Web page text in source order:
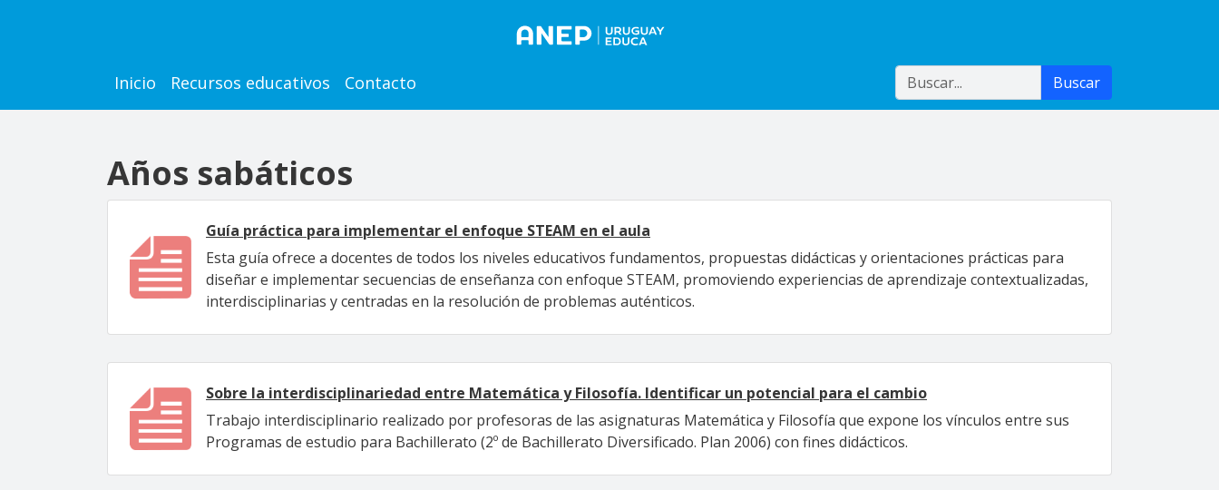
Main navigation
Inicio Recursos educativos Contacto Buscar Buscar
Años sabáticos
Guía práctica para implementar el enfoque STEAM en el aula
Esta guía ofrece a docentes de todos los niveles educativos fundamentos, propuestas didácticas y orientaciones prácticas para
diseñar e implementar secuencias de enseñanza con enfoque STEAM, promoviendo experiencias de aprendizaje contextualizadas,
interdisciplinarias y centradas en la resolución de problemas auténticos.
Sobre la interdisciplinariedad entre Matemática y Filosofía. Identificar un potencial para el cambio
Trabajo interdisciplinario realizado por profesoras de las asignaturas Matemática y Filosofía que expone los vínculos entre sus
Programas de estudio para Bachillerato (2º de Bachillerato Diversificado. Plan 2006) con fines didácticos.